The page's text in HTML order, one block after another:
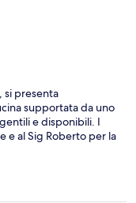
si presenta
supportata da uno
e disponibili. I
e al Sig Roberto per la